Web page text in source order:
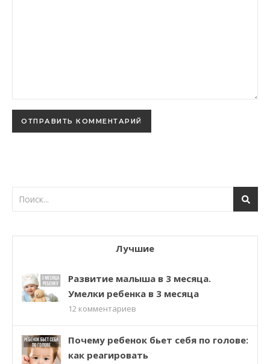
Лучшие
Развитие малыша в 3 месяца.
Умелки ребенка в 3 месяца
12 комментариев
Почему ребенок бьет себя по голове:
как реагировать